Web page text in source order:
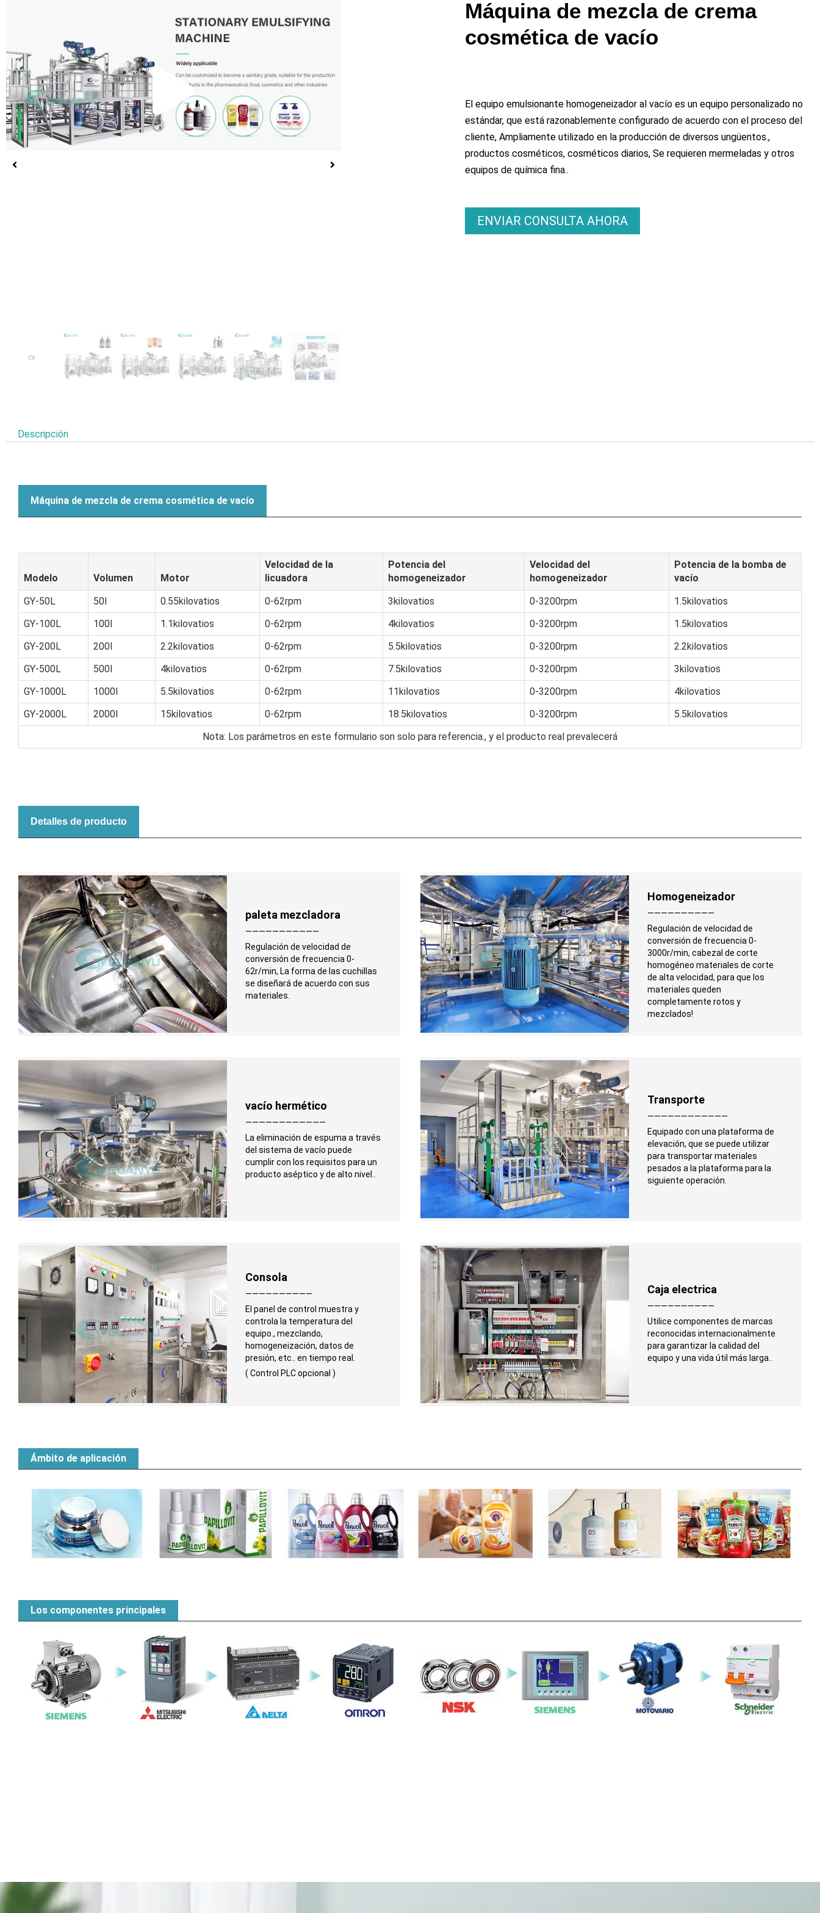
Reproduce
el
video
Máquina de mezcla de crema
cosmética de vacío
El equipo emulsionante homogeneizador al vacío es un equipo personalizado no
estándar, que está razonablemente configurado de acuerdo con el proceso del
cliente, Ampliamente utilizado en la producción de diversos ungüentos.,
productos cosméticos, cosméticos diarios, Se requieren mermeladas y otros
equipos de química fina..
ENVIAR CONSULTA AHORA
Descripción
Máquina de mezcla de crema cosmética de vacío
Modelo Volumen Motor
Velocidad de la
licuadora
Potencia del
homogeneizador
Velocidad del
homogeneizador
Potencia de la bomba de
vacío
GY-50L
50l 0.55kilovatios 0-62rpm 3kilovatios 0-3200rpm
1.5kilovatios
GY-100L
100l 1.1kilovatios 0-62rpm 4kilovatios 0-3200rpm
1.5kilovatios
GY-200L
200l 2.2kilovatios 0-62rpm 5.5kilovatios 0-3200rpm
2.2kilovatios
GY-500L
500l 4kilovatios 0-62rpm 7.5kilovatios 0-3200rpm
3kilovatios
GY-1000L
1000l 5.5kilovatios 0-62rpm 11kilovatios 0-3200rpm
4kilovatios
GY-2000L
2000l 15kilovatios 0-62rpm 18.5kilovatios 0-3200rpm
5.5kilovatios
Nota: Los parámetros en este formulario son solo para referencia., y el producto real prevalecerá
Detalles de producto
paleta mezcladora
———————————
Regulación de velocidad de
conversión de frecuencia 0-
62r/min, La forma de las cuchillas
se diseñará de acuerdo con sus
materiales.
Homogeneizador
——————————
Regulación de velocidad de
conversión de frecuencia 0-
3000r/min, cabezal de corte
homogéneo materiales de corte
de alta velocidad, para que los
materiales queden
completamente rotos y
mezclados!
vacío hermético
————————————
La eliminación de espuma a través
del sistema de vacío puede
cumplir con los requisitos para un
producto aséptico y de alto nivel..
Transporte
————————————
Equipado con una plataforma de
elevación, que se puede utilizar
para transportar materiales
pesados ​​a la plataforma para la
siguiente operación.
Consola
——————————
El panel de control muestra y
controla la temperatura del
equipo., mezclando,
homogeneización, datos de
presión, etc.. en tiempo real.
( Control PLC opcional )
Caja electrica
——————————
Utilice componentes de marcas
reconocidas internacionalmente
para garantizar la calidad del
equipo y una vida útil más larga..
Ámbito de aplicación
Los componentes principales